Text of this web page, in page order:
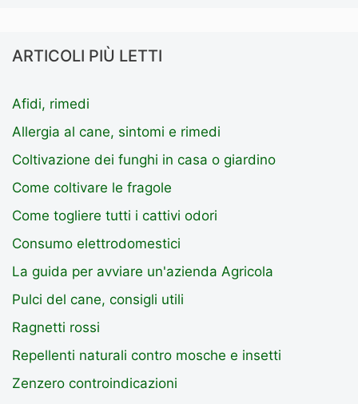
ARTICOLI PIÙ LETTI
Afidi, rimedi
Allergia al cane, sintomi e rimedi
Coltivazione dei funghi in casa o giardino
Come coltivare le fragole
Come togliere tutti i cattivi odori
Consumo elettrodomestici
La guida per avviare un'azienda Agricola
Pulci del cane, consigli utili
Ragnetti rossi
Repellenti naturali contro mosche e insetti
Zenzero controindicazioni